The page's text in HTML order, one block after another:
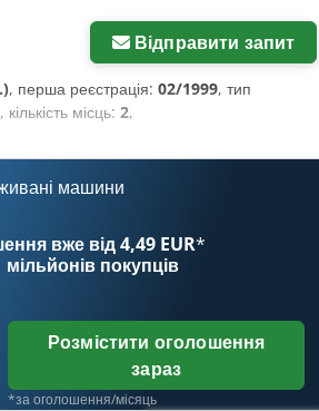
Відправити запит
, перша реєстрація: 02/1999, тип
, кількість місць: 2,
машини
вже від 4,49 EUR*
мільйонів покупців
Розмістити оголошення
зараз
*за оголошення/місяць